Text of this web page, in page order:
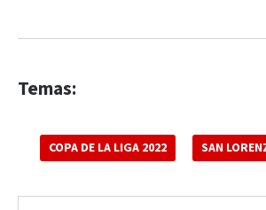
Temas:
COPA DE LA LIGA 2022 SAN